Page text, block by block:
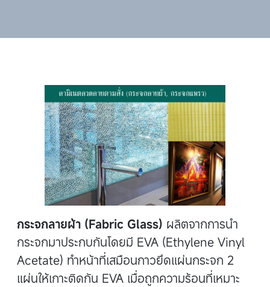
กระจกลายผ้า (Fabric Glass) ผลิตจากการนำ
กระจกมาประกบกันโดยมี EVA (Ethylene Vinyl
Acetate) ทำหน้าที่เสมือนกาวยึดแผ่นกระจก 2
แผ่นให้เกาะติดกัน EVA เมื่อถูกความร้อนที่เหมาะ